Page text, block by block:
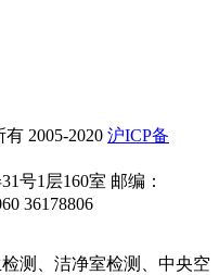
2005-2020 沪ICP备
号1层160室 邮编：
36178806
测、洁净室检测、中央空